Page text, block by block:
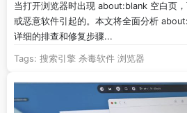
当打开浏览器时出现 about:blank 空白页
或恶意软件引起的。本文将全面分析
详细的排查和修复步骤...
Tags: 搜索引擎 杀毒软件 浏览器